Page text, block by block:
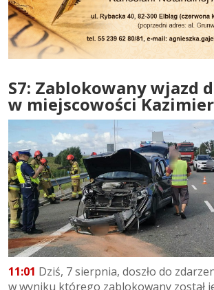
S7: Zablokowany wjazd
w miejscowości
11:01 Dziś, 7 sierpnia, doszło do
w wyniku którego zablokowany został